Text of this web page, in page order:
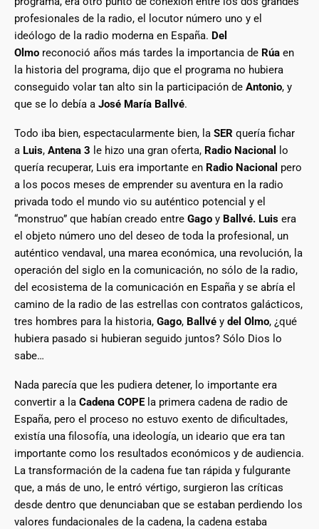
profesionales de la radio, el locutor número uno y el
ideólogo de la radio moderna en España. Del
Olmo reconoció años más tardes la importancia de Rúa en
la historia del programa, dijo que el programa no hubiera
conseguido volar tan alto sin la participación de Antonio, y
que se lo debía a José María Ballvé.
Todo iba bien, espectacularmente bien, la SER quería fichar
a Luis, Antena 3 le hizo una gran oferta, Radio Nacional
lo
quería recuperar, Luis era importante en Radio Nacional pero
a los pocos meses de emprender su aventura en la radio
privada todo el mundo vio su auténtico potencial y el
“monstruo” que habían creado entre Gago y Ballvé. Luis era
el objeto número uno del deseo de toda la profesional, un
auténtico vendaval, una marea económica, una revolución, la
operación del siglo en la comunicación, no sólo de la radio,
del ecosistema de la comunicación en España y se abría el
camino de la radio de las estrellas con contratos galácticos,
tres hombres para la historia, Gago, Ballvé y del Olmo, ¿qué
hubiera pasado si hubieran seguido juntos? Sólo Dios lo
sabe…
Nada parecía que les pudiera detener, lo importante era
convertir a la Cadena COPEla primera cadena de radio de
España, pero el proceso no estuvo exento de dificultades,
existía una filosofía, una ideología, un ideario que era tan
importante como los resultados económicos y de audiencia.
La transformación de la cadena fue tan rápida y fulgurante
que, a más de uno, le entró vértigo, surgieron las críticas
desde dentro que denunciaban que se estaban perdiendo los
valores fundacionales de la cadena, la cadena estaba